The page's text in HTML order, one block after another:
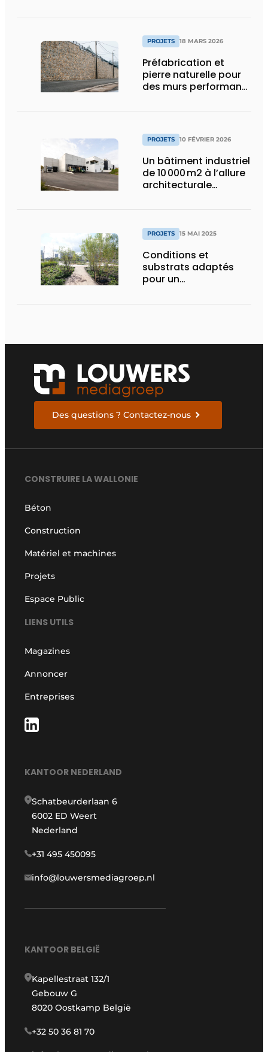
PROJETS 18 MARS 2026
Préfabrication et
pierre naturelle pour
des murs performants
PROJETS 10 FÉVRIER 2026
Un bâtiment industriel
de 10 000 m2 à l’allure
architecturale
PROJETS 15 MAI 2025
Conditions et
substrats adaptés
pour un
Des questions ? Contactez-nous
CONSTRUIRE LA WALLONIE
Béton
Construction
Matériel et machines
Projets
Espace Public
LIENS UTILS
Magazines
Annoncer
Entreprises
KANTOOR NEDERLAND
Schatbeurderlaan 6
6002 ED Weert
Nederland
+31 495 450095
info@louwersmediagroep.nl
KANTOOR BELGIË
Kapellestraat 132/1
Gebouw G
8020 Oostkamp België
+32 50 36 81 70